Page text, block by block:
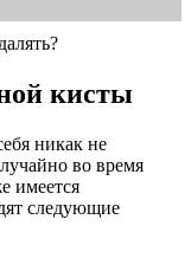
кисты
никак не
во время
имеется
следующие